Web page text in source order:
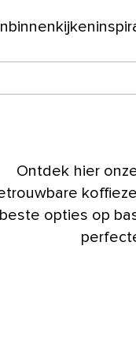
binnenkijken
Ontdek hier
beste opties op